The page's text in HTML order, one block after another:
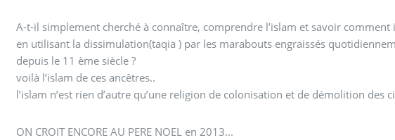
A-t-il simplement cherché à connaître, comprendre l’islam et savoir comment
en utilisant la dissimulation(taqia ) par les marabouts engraissés
depuis le 11 ème siècle ?
voilà l’islam de ces ancêtres..
l’islam n’est rien d’autre qu’une religion de colonisation et de démolition des
ON CROIT ENCORE AU PERE NOEL en 2013...